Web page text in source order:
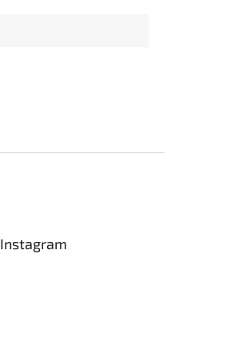
Instagram